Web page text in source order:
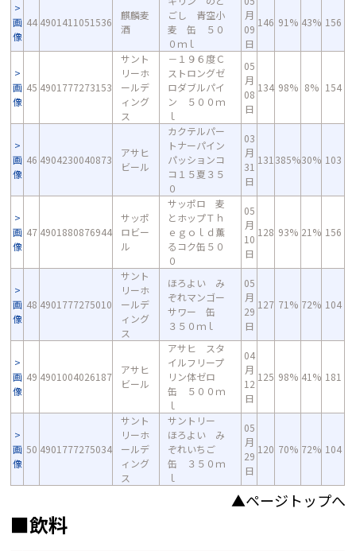
画
像
44 4901411051536
麒麟麦
酒
ごし 青空小
麦 缶 ５０
０ｍｌ
月
09
日
146 91% 43% 156
画
像
45 4901777273153
サント
リーホ
ールデ
ィング
ス
－１９６度Ｃ
ストロングゼ
ロダブルパイ
ン ５００ｍ
ｌ
05
月
08
日
134 98% 8% 154
画
像
46 4904230040873
アサヒ
ビール
カクテルパー
トナーパイン
パッションコ
コ１５夏３５
０
03
月
31
日
131 385%30% 103
画
像
47 4901880876944
サッポ
ロビー
ル
サッポロ 麦
とホップＴｈ
ｅｇｏｌｄ薫
るコク缶５０
０
05
月
10
日
128 93% 21% 156
画
像
48 4901777275010
サント
リーホ
ールデ
ィング
ス
ほろよい み
ぞれマンゴー
サワー 缶
３５０ｍｌ
05
月
29
日
127 71% 72% 104
画
像
49 4901004026187
アサヒ
ビール
アサヒ スタ
イルフリープ
リン体ゼロ
缶 ５００ｍ
ｌ
04
月
12
日
125 98% 41% 181
画
像
50 4901777275034
サント
リーホ
ールデ
ィング
ス
サントリー
ほろよい み
ぞれいちご
缶 ３５０ｍ
ｌ
05
月
29
日
120 70% 72% 104
▲ページトップへ
■飲料